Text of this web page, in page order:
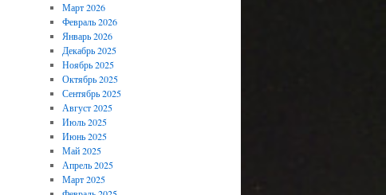
Март 2026
Февраль 2026
Январь 2026
Декабрь 2025
Ноябрь 2025
Октябрь 2025
Сентябрь 2025
Август 2025
Июль 2025
Июнь 2025
Май 2025
Апрель 2025
Март 2025